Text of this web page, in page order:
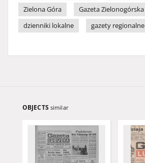
Zielona Góra
Gazeta Zielonogórska
dzienniki lokalne
gazety regionalne
OBJECTS similar